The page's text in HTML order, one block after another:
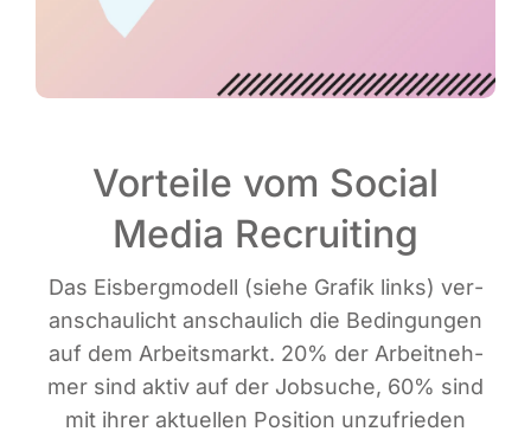
Vorteile vom Social
Media Recruiting
Das Eis­berg­mo­dell (sie­he Gra­fik links) ver­
an­schau­licht anschau­lich die Bedin­gun­gen
auf dem Arbeits­markt. 20% der Arbeit­neh­
mer sind aktiv auf der Job­su­che, 60% sind
mit ihrer aktu­el­len Posi­ti­on unzu­frie­den